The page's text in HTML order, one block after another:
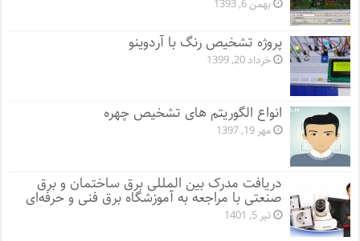
بهمن 6, 1393
پروژه تشخیص رنگ با آردوینو
خرداد 20, 1399
انواع الگوریتم های تشخیص چهره
مهر 19, 1397
دریافت مدرک بین المللی برق ساختمان و برق
صنعتی با مراجعه به آموزشگاه برق فنی و حرفه‌ای
تیر 5, 1401